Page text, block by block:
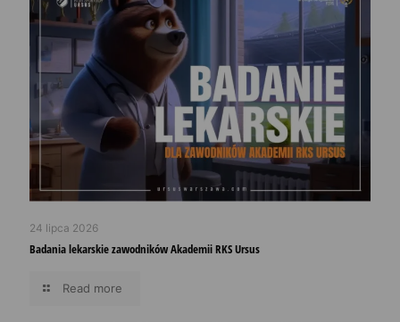
24 lipca 2026
Badania lekarskie zawodników Akademii RKS Ursus
Read more